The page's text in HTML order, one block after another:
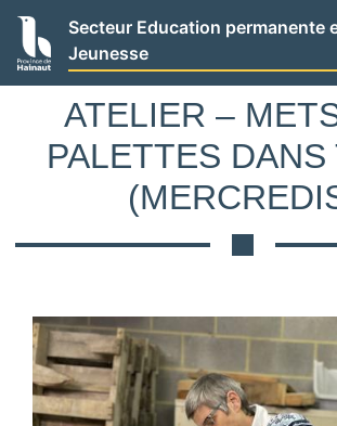
Panneau de gestion des cookies
Aller
contenu
principal
Secteur Education permanente
Jeunesse
ATELIER –
PALETTES DANS